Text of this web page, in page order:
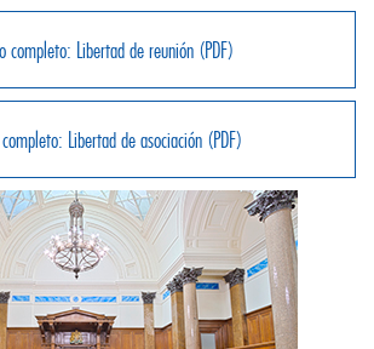
completo: Libertad de reunión (PDF)
Libertad de asociación (PDF)